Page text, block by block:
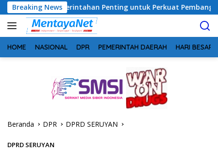
Langsung
ke
konten
Breaking NewsPenting untuk Perkuat Pembangunan Desa
HOME NASIONAL DPR PEMERINTAH DAERAH HARI BESAR
Beranda DPR DPRD SERUYAN
DPRD SERUYAN